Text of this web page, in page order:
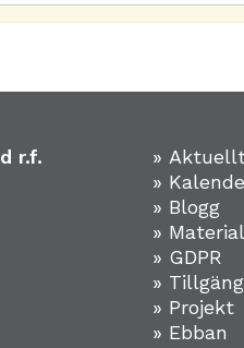
r.f.
»
»
» Blogg
» Material
» GDPR
»
» Projekt
» Ebban